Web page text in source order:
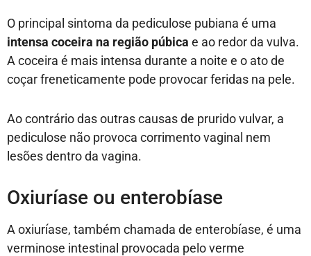
O principal sintoma da pediculose pubiana é uma
intensa coceira na região púbica e ao redor da vulva.
A coceira é mais intensa durante a noite e o ato de
coçar freneticamente pode provocar feridas na pele.
Ao contrário das outras causas de prurido vulvar, a
pediculose não provoca corrimento vaginal nem
lesões dentro da vagina.
Oxiuríase ou enterobíase
A oxiuríase, também chamada de enterobíase, é uma
verminose intestinal provocada pelo verme